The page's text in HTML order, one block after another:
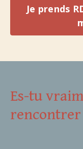
Je prends
Es-tu